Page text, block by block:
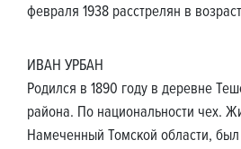
февраля 1938 расстрелян в
ИВАН УРБАН
Родился в 1890 году в деревне
района. По национальности чех.
Намеченный Томской области,